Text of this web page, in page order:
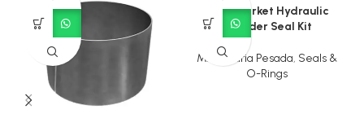
Aftermarket Hydraulic
Cylinder Seal Kit
Maquinaria Pesada, Seals &
O-Rings